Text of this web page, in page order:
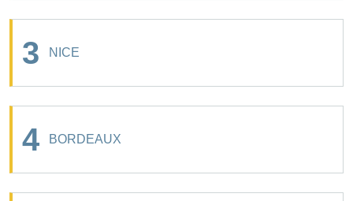
3 NICE
4 BORDEAUX